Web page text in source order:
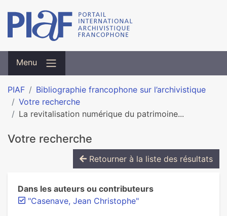
Menu
PIAF
Bibliographie francophone sur l’archivistique
Votre recherche
La revitalisation numérique du patrimoine...
Votre recherche
Retourner à la liste des résultats
Dans les auteurs ou contributeurs
"Casenave, Jean Christophe"